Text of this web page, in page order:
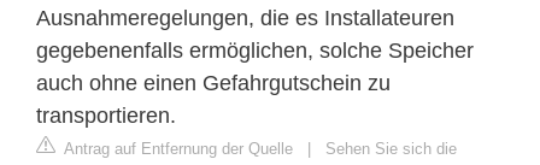
Ausnahmeregelungen, die es Installateuren
gegebenenfalls ermöglichen, solche Speicher
auch ohne einen Gefahrgutschein zu
transportieren.
Antrag auf Entfernung der Quelle
Sehen Sie sich die